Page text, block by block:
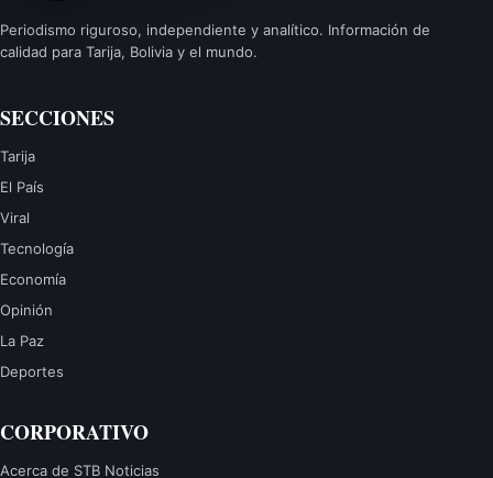
Periodismo riguroso, independiente y analítico. Información de
calidad para Tarija, Bolivia y el mundo.
SECCIONES
Tarija
El País
Viral
Tecnología
Economía
Opinión
La Paz
Deportes
CORPORATIVO
Acerca de STB Noticias